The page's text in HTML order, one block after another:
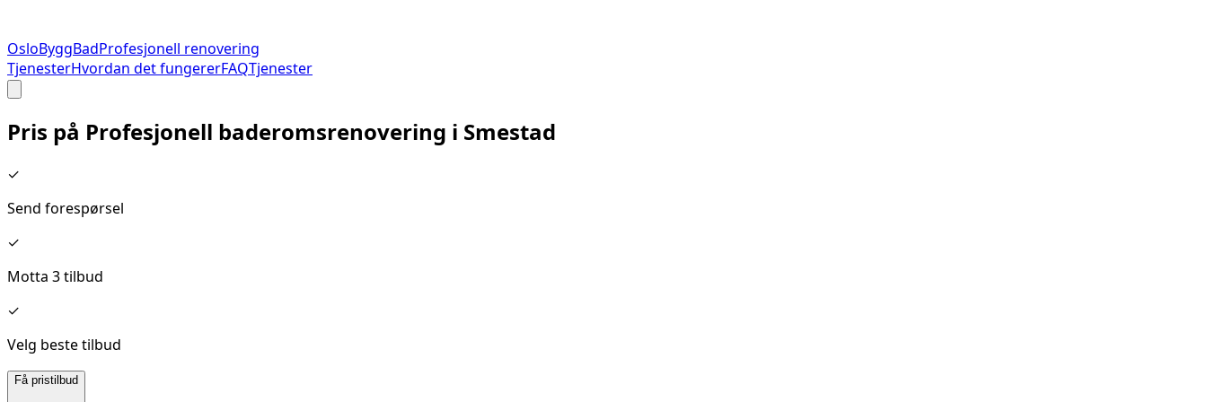
OsloByggBadProfesjonell renovering
TjenesterHvordan det fungererFAQTjenester
Pris på Profesjonell baderomsrenovering i Smestad
✓
Send forespørsel
✓
Motta 3 tilbud
✓
Velg beste tilbud
Få pristilbud